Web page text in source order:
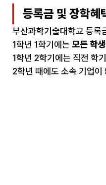
등록금 및 장학혜
부산과학기술대학교 등록
1학년 1학기에는 모든 학
1학년 2학기에는 직전 학
2학년 때에도 소속 기업